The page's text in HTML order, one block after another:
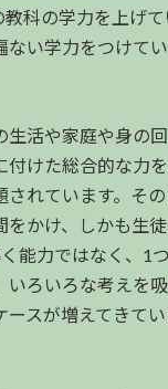
教科の学力を上げ
い学力をつけてい
生活や家庭や身の
付けた総合的な力
されています。そ
をかけ、しかも生
能力ではなく、1
いろいろな考えを
スが増えてきてい